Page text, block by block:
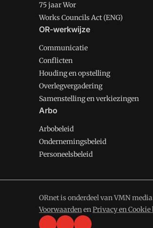
75 jaar Wor
Works Councils Act (ENG)
OR-werkwijze
Communicatie
Conflicten
Houding en opstelling
Overlegvergadering
Samenstelling en verkiezingen
Arbo
Arbobeleid
Ondernemingsbeleid
Personeelsbeleid
ORnet is onderdeel van VMN
VoorwaardenenPrivacy en Cookie